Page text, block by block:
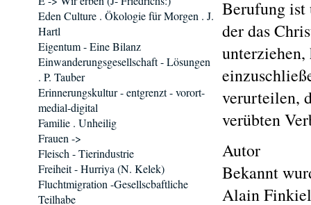
Berufung ist
der das
verurteilen,
verübten
Autor
Bekannt
Alain
Eden Culture . Ökologie für Morgen . J.
Hartl
Eigentum - Eine Bilanz
Einwanderungsgesellschaft - Lösungen
. P. Tauber
Erinnerungskultur - entgrenzt - vorort-
medial-digital
Familie . Unheilig
Frauen ->
Fleisch - Tierindustrie
Freiheit - Hurriya (N. Kelek)
Fluchtmigration -Gesellscbaftliche
Teilhabe